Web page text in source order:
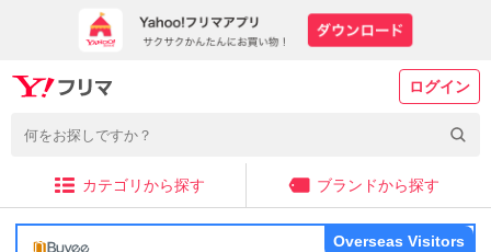
ログイン
カテゴリから探す ブランドから探す
Overseas Visitors